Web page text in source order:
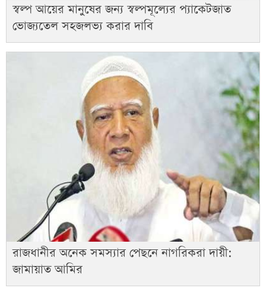
স্বল্প আয়ের মানুষের জন্য স্বল্পমূল্যের প্যাকেটজাত
ভোজ্যতেল সহজলভ্য করার দাবি
রাজধানীর অনেক সমস্যার পেছনে নাগরিকরা দায়ী:
জামায়াত আমির